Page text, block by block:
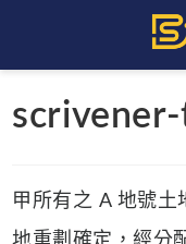
content
甲所有之 A 地號